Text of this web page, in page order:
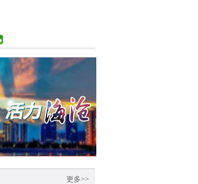
更多>>